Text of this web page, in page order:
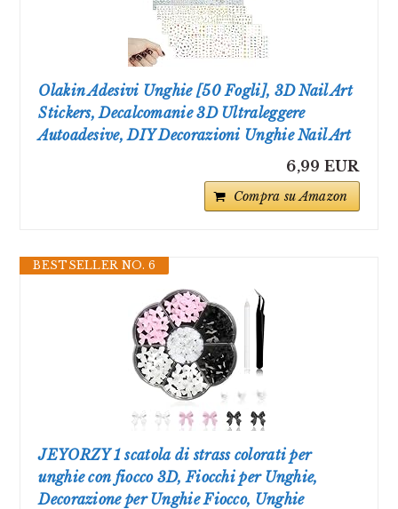
Olakin Adesivi Unghie [50 Fogli], 3D Nail Art
Stickers, Decalcomanie 3D Ultraleggere
Autoadesive, DIY Decorazioni Unghie Nail Art
6,99 EUR
Compra su Amazon
BESTSELLER NO. 6
JEYORZY 1 scatola di strass colorati per
unghie con fiocco 3D, Fiocchi per Unghie,
Decorazione per Unghie Fiocco, Unghie